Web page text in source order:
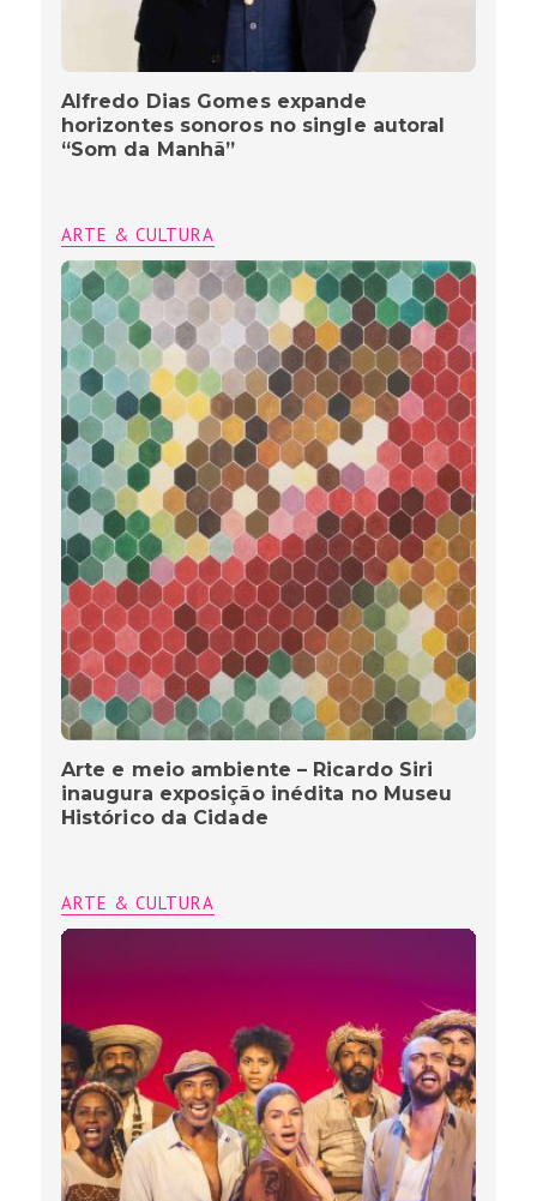
Alfredo Dias Gomes expande
horizontes sonoros no single autoral
“Som da Manhã”
ARTE & CULTURA
Arte e meio ambiente – Ricardo Siri
inaugura exposição inédita no Museu
Histórico da Cidade
ARTE & CULTURA